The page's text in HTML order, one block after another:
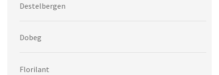
Destelbergen
Dobeg
Florilant